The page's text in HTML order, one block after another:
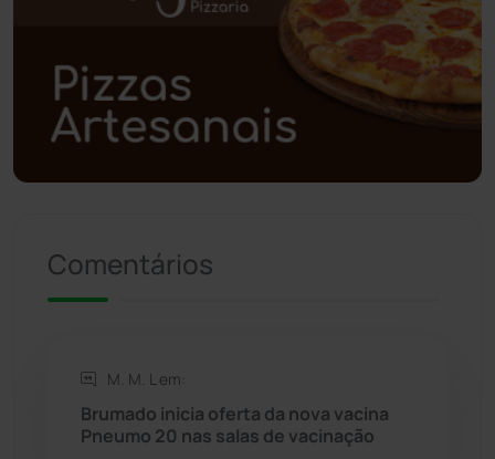
(57)
Polícia Militar (27)
Rio do Antônio
Comentários
M. M. L em:
Brumado inicia oferta da nova vacina
Pneumo 20 nas salas de vacinação